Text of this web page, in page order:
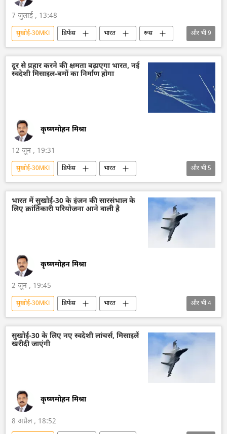
7 जुलाई , 13:48
सुखोई-30MKI डिफेंस भारत
रूस
इंडोनेशिया
पाकिस्तान
फिलीपींस
वियतनाम
भारतीय सेना
भारतीय नौसेना
भारतीय वायुसेना
और भी9
दूर से प्रहार करने की क्षमता बढ़ाएगा भारत, नई
स्वदेशी मिसाइल-बमों का निर्माण होगा
कृष्णमोहन मिश्रा
12 जून , 19:31
सुखोई-30MKI डिफेंस
भारत
आत्मनिर्भर भारत
भारतीय सेना
भारतीय वायुसेना
लड़ाकू विमान मिग-29
पाकिस्तान
और भी5
भारत में सुखोई-30 के इंजन की सारसंभाल के
लिए क्रांतिकारी परियोजना आने वाली है
कृष्णमोहन मिश्रा
2 जून , 19:45
सुखोई-30MKI डिफेंस
भारत
आत्मनिर्भर भारत
रूस
भारतीय वायुसेना
हिंदुस्तान एयरोनॉटिक्स लिमिटेड (HAL)
और भी4
सुखोई-30 के लिए नए स्वदेशी लांचर्स, मिसाइलें
खरीदी जाएंगी
कृष्णमोहन मिश्रा
8 अप्रैल , 18:52